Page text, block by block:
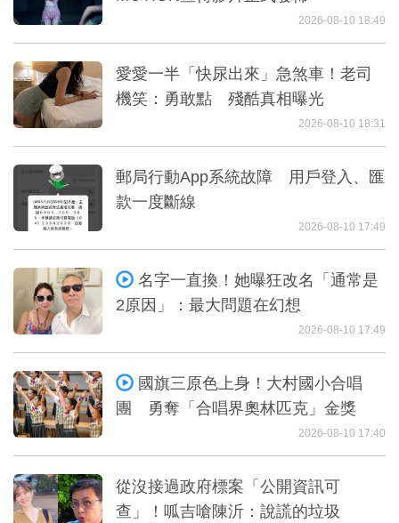
2026-08-10 18:49
愛愛一半「快尿出來」急煞車！老司
機笑：勇敢點 殘酷真相曝光
2026-08-10 18:31
郵局行動App系統故障 用戶登入、匯
款一度斷線
2026-08-10 17:49
名字一直換！她曝狂改名「通常是
2原因」：最大問題在幻想
2026-08-10 17:49
國旗三原色上身！大村國小合唱
團 勇奪「合唱界奧林匹克」金獎
2026-08-10 17:40
從沒接過政府標案「公開資訊可
查」！呱吉嗆陳沂：說謊的垃圾